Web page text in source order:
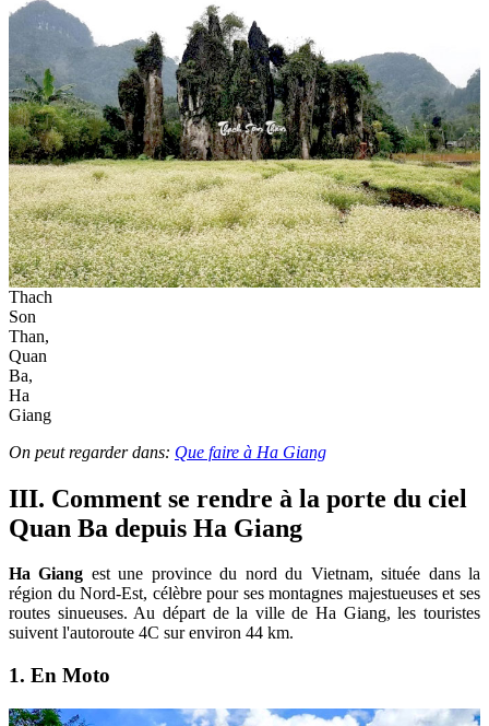
Thach
Son
Than,
Quan
Ba,
Ha
Giang
On peut regarder dans: Que faire à Ha Giang
III. Comment se rendre à la porte du ciel
Quan Ba depuis Ha Giang
Ha Giang est une province du nord du Vietnam, située dans la
région du Nord-Est, célèbre pour ses montagnes majestueuses et ses
routes sinueuses. Au départ de la ville de Ha Giang, les touristes
suivent l'autoroute 4C sur environ 44 km.
1. En Moto